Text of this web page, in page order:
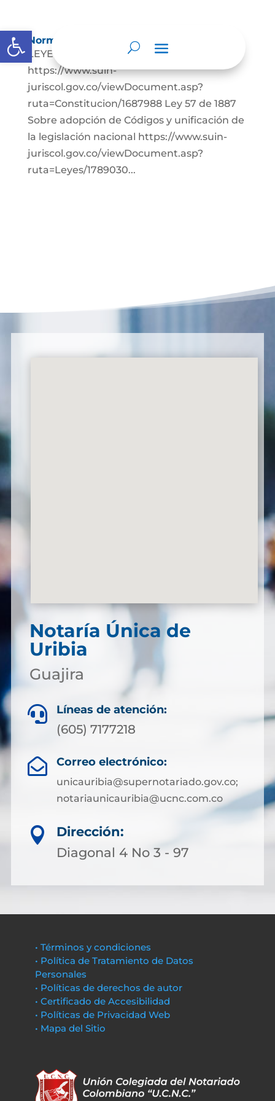
Abrir barra de herramientas
Normatividad
LEYES: Constitución Política de Colombia.
https://www.suin-
juriscol.gov.co/viewDocument.asp?
ruta=Constitucion/1687988 Ley 57 de 1887
Sobre adopción de Códigos y unificación de
la legislación nacional https://www.suin-
juriscol.gov.co/viewDocument.asp?
ruta=Leyes/1789030...
Notaría Única de
Uribia
Guajira
 Líneas de atención:
(605) 7177218
 Correo electrónico:
unicauribia@supernotariado.gov.co;
notariaunicauribia@ucnc.com.co

Dirección:
Diagonal 4 No 3 - 97
• Términos y condiciones
• Política de Tratamiento de Datos
Personales
• Políticas de derechos de autor
• Certificado de Accesibilidad
• Políticas de Privacidad Web
• Mapa del Sitio